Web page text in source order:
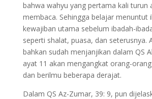
bahwa wahyu yang pertama kali turun
membaca. Sehingga belajar menuntut
kewajiban utama sebelum ibadah-
seperti shalat, puasa, dan seterusnya.
bahkan sudah menjanjikan dalam QS
ayat 11 akan mengangkat orang-
dan berilmu beberapa derajat.
Dalam QS Az-Zumar, 39: 9, pun